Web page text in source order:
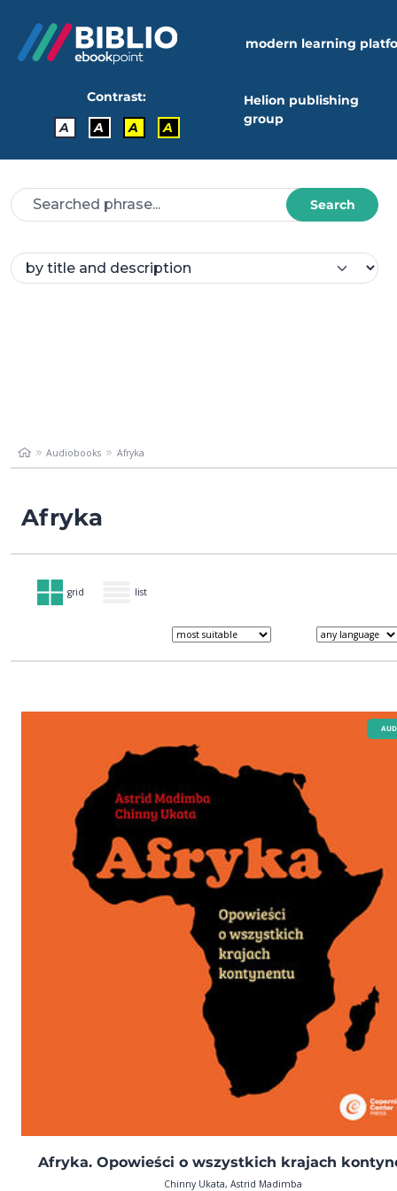
modern learning
Contrast:
A
A A A
Helion publishing
group
Search
Audiobooks Afryka
Afryka
grid list
Afryka. Opowieści o wszystkich krajach
Chinny Ukata, Astrid Madimba